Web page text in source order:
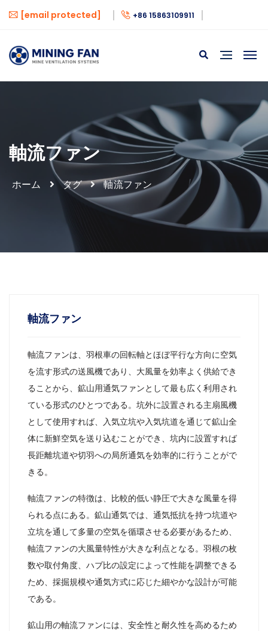
[email protected] +86 15863109911
軸流ファン
ホーム タグ 軸流ファン
軸流ファン
軸流ファンは、羽根車の回転軸とほぼ平行な方向に空気
を流す形式の送風機であり、大風量を効率よく供給でき
ることから、鉱山用通気ファンとして最も広く利用され
ている形式のひとつである。坑外に設置される主扇風機
として使用すれば、入気立坑や入気坑道を通じて鉱山全
体に新鮮空気を送り込むことができ、坑内に設置すれば
長距離坑道や切羽への局所通気を効率的に行うことがで
きる。
軸流ファンの特徴は、比較的低い静圧で大きな風量を得
られる点にある。鉱山通気では、通気抵抗を持つ坑道や
立坑を通して多量の空気を循環させる必要があるため、
軸流ファンの大風量特性が大きな利点となる。羽根の枚
数や取付角度、ハブ比の設定によって性能を調整できる
ため、採掘規模や通気方式に応じた細やかな設計が可能
である。
鉱山用の軸流ファンには、安全性と耐久性を高めるため